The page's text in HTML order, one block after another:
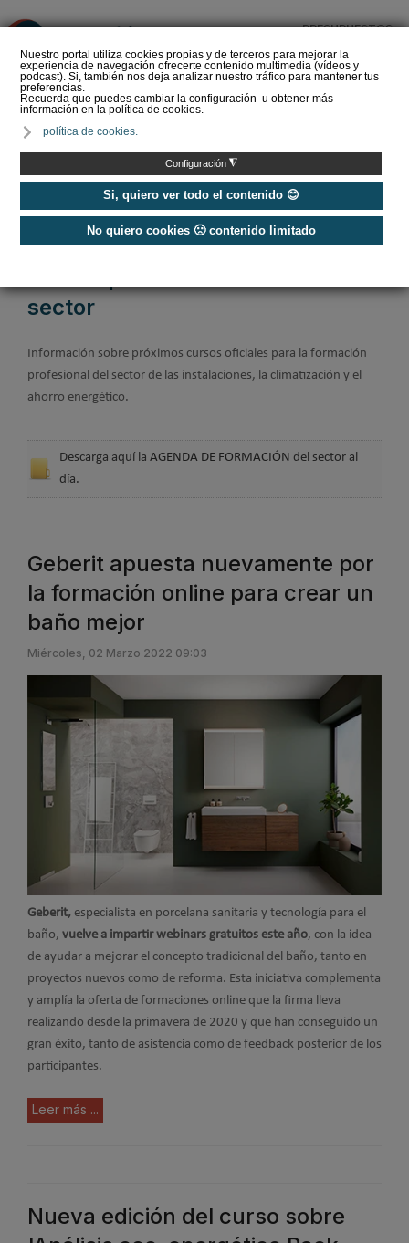
Nuestro portal utiliza cookies propias y de terceros para mejorar la
experiencia de navegación ofrecerte contenido multimedia (vídeos y
podcast). Si, también nos deja analizar nuestro tráfico para mantener tus
preferencias.
Recuerda que puedes cambiar la configuración u obtener más
información en la política de cookies.
política de cookies.
Configuración ◮
Si, quiero ver todo el contenido 😊
No quiero cookies 🙁 contenido limitado
PRESUPUESTOS
del Amperio (Episodio 3)
Noticias / Cursos
sector
Información sobre próximos cursos oficiales para la formación
profesional del sector de las instalaciones, la climatización y el
ahorro energético.
Descarga aquí la AGENDA DE FORMACIÓN del sector al
día.
Geberit apuesta nuevamente por
la formación online para crear un
baño mejor
Miércoles, 02 Marzo 2022 09:03
Geberit, especialista en porcelana sanitaria y tecnología para el
baño, vuelve a impartir webinars gratuitos este año, con la idea
de ayudar a mejorar el concepto tradicional del baño, tanto en
proyectos nuevos como de reforma. Esta iniciativa complementa
y amplía la oferta de formaciones online que la firma lleva
realizando desde la primavera de 2020 y que han conseguido un
gran éxito, tanto de asistencia como de feedback posterior de los
participantes.
Leer más ...
Nueva edición del curso sobre